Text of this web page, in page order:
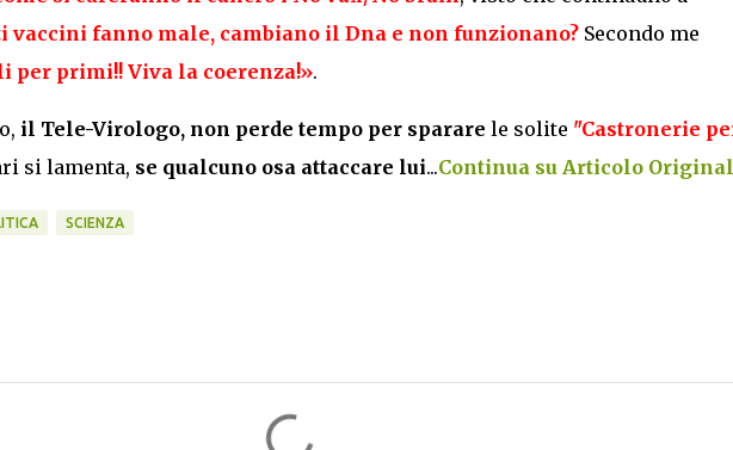
vaccini fanno male, cambiano il Dna e non funzionano?Secondo me
per primi!! Viva la coerenza!».
il Tele-Virologo, non perde tempo per sparare le solite "Castronerie
si lamenta, se qualcuno osa attaccare lui...Continua su Articolo
SCIENZA